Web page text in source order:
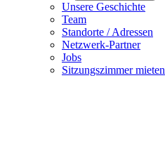
Unsere Geschichte
Team
Standorte / Adressen
Netzwerk-Partner
Jobs
Sitzungszimmer mieten